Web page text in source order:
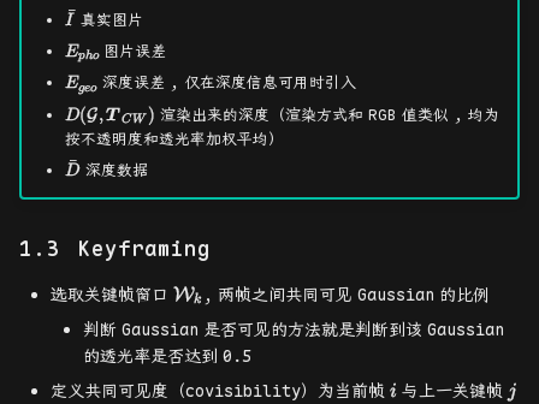
\bar{I}
I
ˉ 真实图片
E_{pho}
Epho 图片误差
E_{geo}
Egeo 深度误差 , 仅在深度信息可用时引入
D(\mathcal{G},\boldsymbol{T}_{CW})
D(G,T CW ) 渲染出来的深度（渲染方式和 RGB 值类似 , 均为
按不透明度和透光率加权平均）
\bar{D}
D
ˉ 深度数据
Keyframing
选取关键帧窗口 \mathcal{W}_k
Wk , 两帧之间共同可见 Gaussian 的比例
判断 Gaussian 是否可见的方法就是判断到该 Gaussian
的透光率是否达到 0.5
定义共同可见度（covisibility）为当前帧 i
i 与上一关键帧 j
j